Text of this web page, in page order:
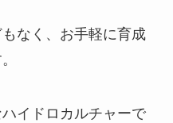
なく、お手軽に育成
イドロカルチャーで